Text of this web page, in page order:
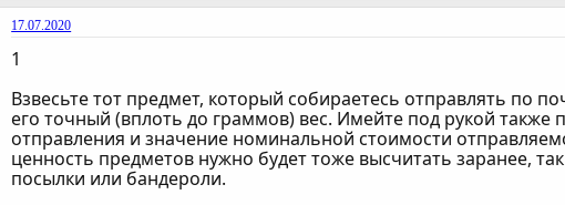
17.07.2020
1
Взвесьте тот предмет, который собираетесь отправлять по
его точный (вплоть до граммов) вес. Имейте под рукой также
отправления и значение номинальной стоимости
ценность предметов нужно будет тоже высчитать заранее,
посылки или бандероли.